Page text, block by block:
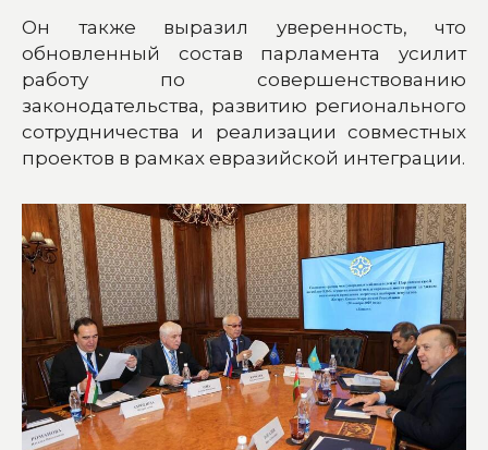
Он также выразил уверенность, что
обновленный состав парламента усилит
работу по совершенствованию
законодательства, развитию регионального
сотрудничества и реализации совместных
проектов в рамках евразийской интеграции.